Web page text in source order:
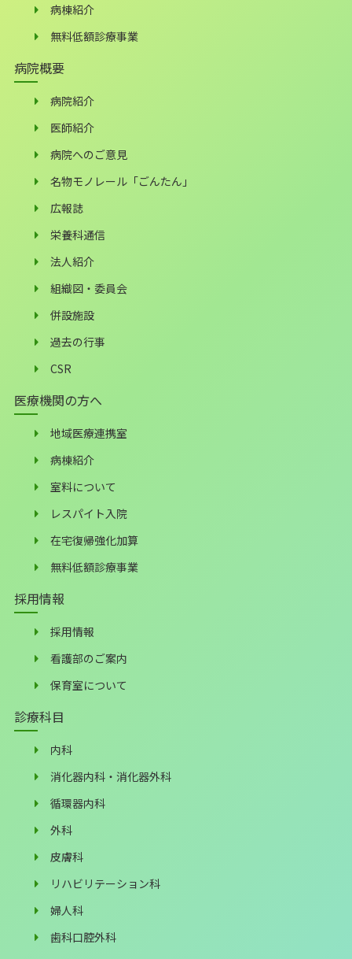
病棟紹介
無料低額診療事業
病院概要
病院紹介
医師紹介
病院へのご意見
名物モノレール「ごんたん」
広報誌
栄養科通信
法人紹介
組織図・委員会
併設施設
過去の行事
CSR
医療機関の方へ
地域医療連携室
病棟紹介
室料について
レスパイト入院
在宅復帰強化加算
無料低額診療事業
採用情報
採用情報
看護部のご案内
保育室について
診療科目
内科
消化器内科・消化器外科
循環器内科
外科
皮膚科
リハビリテーション科
婦人科
歯科口腔外科